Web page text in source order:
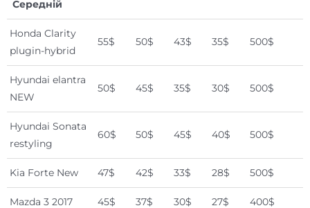
Середній
Honda Clarity
plugin-hybrid
55$ 50$ 43$ 35$ 500$
Hyundai elantra
NEW
50$ 45$ 35$ 30$ 500$
Hyundai Sonata
restyling
60$ 50$ 45$ 40$ 500$
Kia Forte New 47$ 42$ 33$ 28$ 500$
Mazda 3 2017 45$ 37$ 30$ 27$ 400$